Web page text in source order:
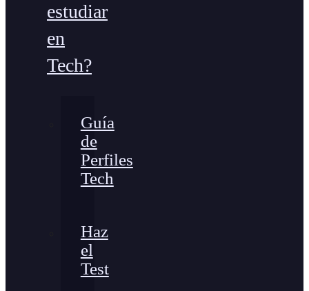
estudiar
en
Tech?
Guía
de
Perfiles
Tech
Haz
el
Test